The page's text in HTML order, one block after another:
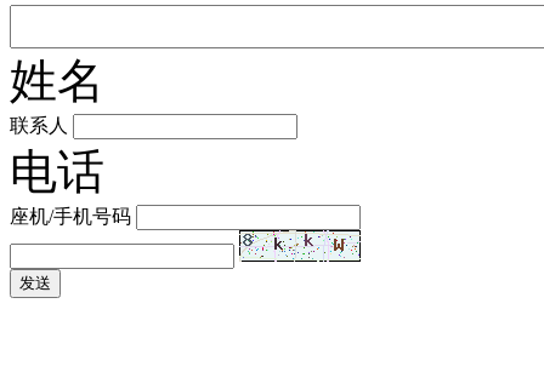
姓名
联系人
电话
座机/手机号码